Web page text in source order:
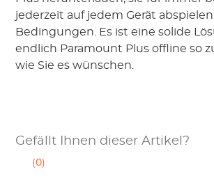
jederzeit auf jedem Gerät
Bedingungen. Es ist eine solide
endlich Paramount Plus offline so
wie Sie es wünschen.
Gefällt Ihnen dieser Artikel?
(0)